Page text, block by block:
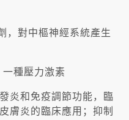
，對中樞神經系統產生
一種壓力激素
炎和免疫調節功能，臨
膚炎的臨床應用；抑制